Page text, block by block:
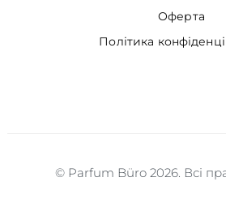
Оферта
Політика
© Parfum Büro 2026. Всі